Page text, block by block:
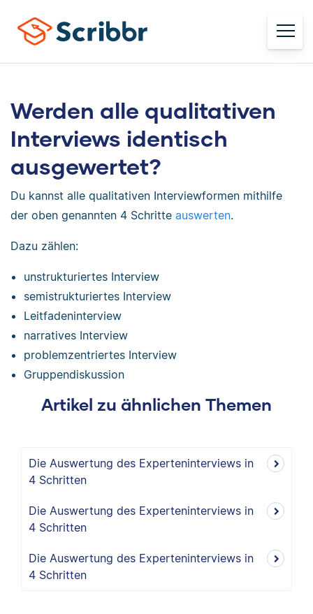
Werden alle qualitativen
Interviews identisch
ausgewertet?
Du kannst alle qualitativen Interviewformen mithilfe
der oben genannten 4 Schritte auswerten.
Dazu zählen:
unstrukturiertes Interview
semistrukturiertes Interview
Leitfadeninterview
narratives Interview
problemzentriertes Interview
Gruppendiskussion
Artikel zu ähnlichen Themen
Die Auswertung des Experteninterviews in
4 Schritten
Die Auswertung des Experteninterviews in
4 Schritten
Die Auswertung des Experteninterviews in
4 Schritten